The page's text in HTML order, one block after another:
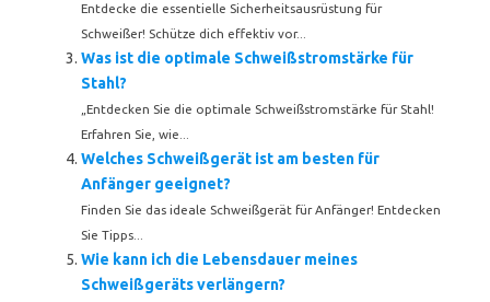
Entdecke die essentielle Sicherheitsausrüstung für
Schweißer! Schütze dich effektiv vor...
Was ist die optimale Schweißstromstärke für
Stahl?
„Entdecken Sie die optimale Schweißstromstärke für Stahl!
Erfahren Sie, wie...
Welches Schweißgerät ist am besten für
Anfänger geeignet?
Finden Sie das ideale Schweißgerät für Anfänger! Entdecken
Sie Tipps...
Wie kann ich die Lebensdauer meines
Schweißgeräts verlängern?